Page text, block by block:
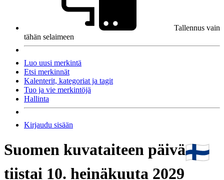
Tallennus vain
tähän selaimeen
Luo uusi merkintä
Etsi merkinnät
Kalenterit, kategoriat ja tagit
Tuo ja vie merkintöjä
Hallinta
Kirjaudu sisään
Suomen kuvataiteen päivä
tiistai 10. heinäkuuta 2029